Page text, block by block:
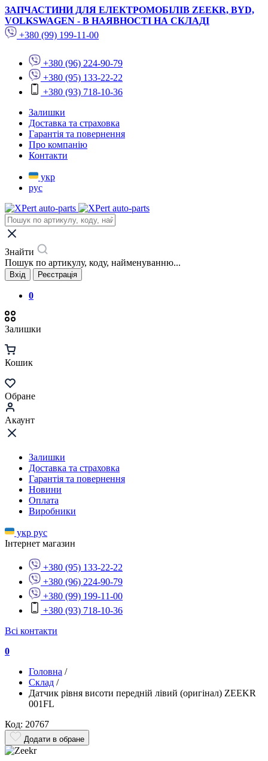
ЗАПЧАСТИНИ ДЛЯ ЕЛЕКТРОМОБІЛІВ ZEEKR, BYD,
VOLKSWAGEN - В НАЯВНОСТІ НА СКЛАДІ
+380 (99) 199-11-00
+380 (96) 224-90-79
+380 (95) 133-22-22
+380 (93) 718-10-36
Залишки
Доставка та страховка
Гарантія та повернення
Про компанію
Контакти
укр
рус
Знайти
Пошук по артикулу, коду, найменуванню...
Вхід Реєстрація
0
Залишки
Кошик
Обране
Акаунт
Залишки
Доставка та страховка
Гарантія та повернення
Новини
Оплата
Виробники
укр рус
Інтернет магазин
+380 (95) 133-22-22
+380 (96) 224-90-79
+380 (99) 199-11-00
+380 (93) 718-10-36
Всі контакти
0
Головна /
Склад /
Датчик рівня висоти передній лівий (оригінал) ZEEKR
001FL
Код: 20767
Додати в обране